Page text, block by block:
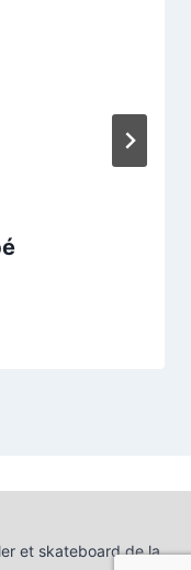
et skateboard de la